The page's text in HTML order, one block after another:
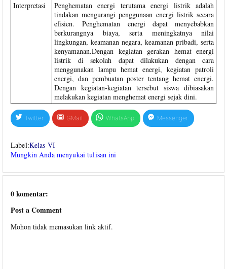
Interpretasi
Penghematan energi terutama energi listrik adalah
tindakan mengurangi penggunaan energi listrik secara
efisien. Penghematan energi dapat menyebabkan
berkurangnya biaya, serta meningkatnya nilai
lingkungan, keamanan negara, keamanan pribadi, serta
kenyamanan.Dengan kegiatan gerakan hemat energi
listrik di sekolah dapat dilakukan dengan cara
menggunakan lampu hemat energi, kegiatan patroli
energi, dan pembuatan poster tentang hemat energi.
Dengan kegiatan-kegiatan tersebut siswa dibiasakan
melakukan kegiatan menghemat energi sejak dini.
Twitter GMail WhatsApp Messenger
Label:Kelas VI
Mungkin Anda menyukai tulisan ini
0 komentar:
Post a Comment
Mohon tidak memasukan link aktif.